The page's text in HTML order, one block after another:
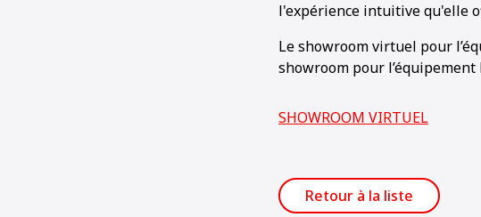
l'expérience intuitive qu'elle
Le showroom virtuel pour
showroom pour l’équipement
SHOWROOM VIRTUEL
Retour à la liste